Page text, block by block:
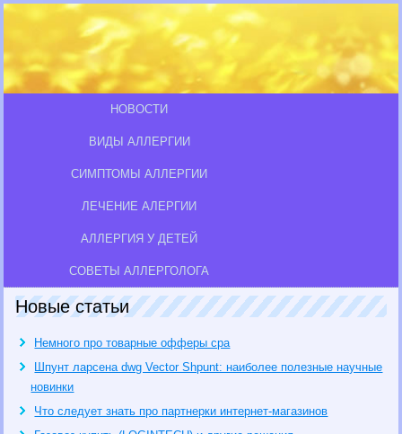
НОВОСТИ
ВИДЫ АЛЛЕРГИИ
СИМПТОМЫ АЛЛЕРГИИ
ЛЕЧЕНИЕ АЛЕРГИИ
АЛЛЕРГИЯ У ДЕТЕЙ
СОВЕТЫ АЛЛЕРГОЛОГА
Новые статьи
Немного про товарные офферы cpa
Шпунт ларсена dwg Vector Shpunt: наиболее полезные научные
новинки
Что следует знать про партнерки интернет-магазинов